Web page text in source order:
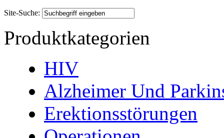
Site-Suche:
Produktkategorien
HIV
Alzheimer Und
Erektionsstörungen